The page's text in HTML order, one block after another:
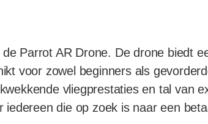
Parrot AR Drone. De drone biedt
voor zowel beginners als
vliegprestaties en tal van
die op zoek is naar een